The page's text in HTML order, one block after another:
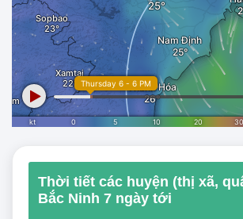
Thời tiết các huyện (thị xã,
Bắc Ninh 7 ngày tới